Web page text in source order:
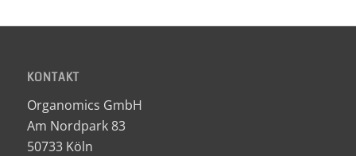
KONTAKT
Organomics GmbH
Am Nordpark 83
50733 Köln